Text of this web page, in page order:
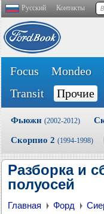
Русский Контакты
Focus Mondeo
Transit
Прочие
Фьюжн (2002-2012)
Скорпио 2 (1994-1998)
Разборка и
полуосей
Главная Форд